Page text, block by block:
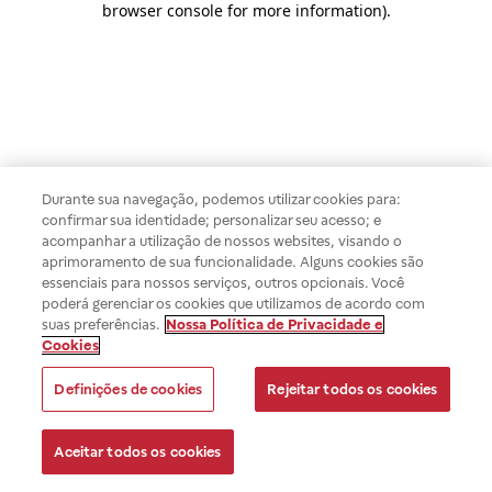
browser console for more information).
Durante sua navegação, podemos utilizar cookies para:
confirmar sua identidade; personalizar seu acesso; e
acompanhar a utilização de nossos websites, visando o
aprimoramento de sua funcionalidade. Alguns cookies são
essenciais para nossos serviços, outros opcionais. Você
poderá gerenciar os cookies que utilizamos de acordo com
suas preferências. Nossa Política de Privacidade e
Cookies
Definições de cookies Rejeitar todos os cookies
Aceitar todos os cookies